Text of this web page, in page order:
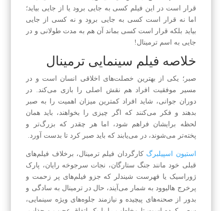
قرار است در این فیلم کسی به جایی برود یا از جایی بیاید؛
اما نه قرار است کسی به جایی برود و نه کسی از جایی
بیاید بلکه قرار است کسی بماند آن هم به مدت طولانی و در
جایی به اسم ترمینال!
خلاصه فیلم سینمایی ترمینال
صبر؛ یکی از بهترین خصلت‌های اخلاقی انسان است و در
مسیر موفقیت افراد هم نقش اصلی را بازی می‌کند. در
دوران جوانی، شاید افراد کمترین میزان اهمیت را به صبر
بدهند و فکر می‌کنند که اگر چیزی را بخواهند، باید همان
لحظه برایشان فراهم شود، اما هر چقدر که بزرگ‌تر و
پخته‌تر می‌شوند، در می‌یابند که باید صبر کرد تا بدست آورد.
استیون اسپیلبرگ کارگردان فیلم ترمینال، برخلاف فیلم‌های
قبلی خود مانند جنگ ستارگان، نجات سرجوخه رایان، پارک
ژوراسیک یا فهرست شیندلر که جزو فیلم‌های پر زحمت و
پرخرج هالیوود به شمار می‌آیند، حال در ترمینال به سادگی و
بدور از صحنه‌های پیچیده و نیازمند جلوه‌های ویژه سینمایی،